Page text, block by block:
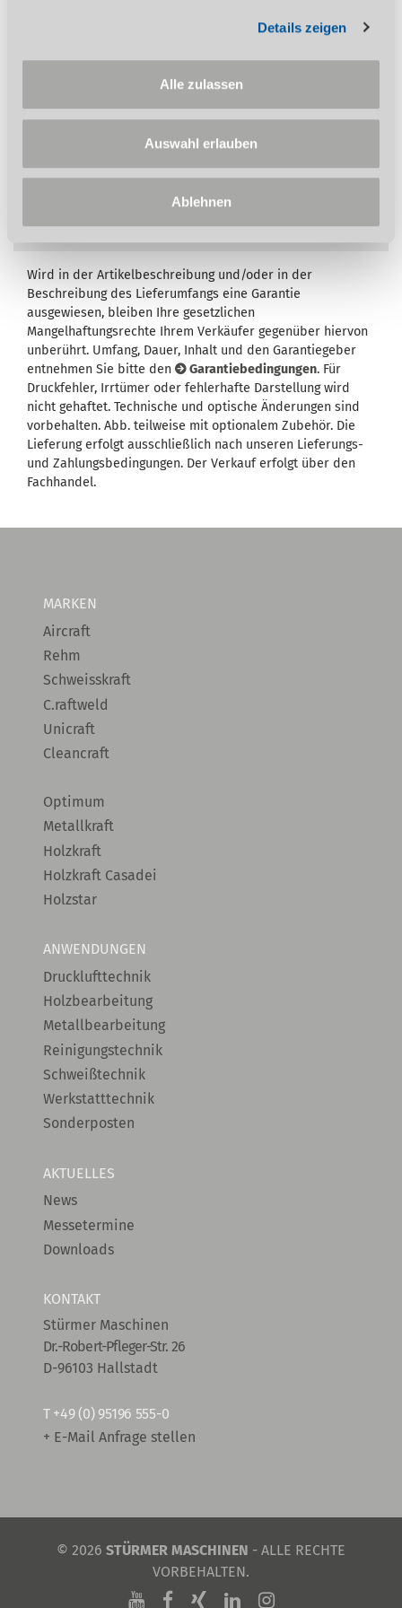
Details zeigen
Alle zulassen
Auswahl erlauben
Ablehnen
Scherenmechanismus stellt sicher, dass
Einfach zu rangieren durch vier Lenkrollen
Zwei Rollen mit Feststellern ausgestattet
Wird in der Artikelbeschreibung und/oder in der
Beschreibung des Lieferumfangs eine Garantie
ausgewiesen, bleiben Ihre gesetzlichen
Mangelhaftungsrechte Ihrem Verkäufer gegenüber hiervon
unberührt. Umfang, Dauer, Inhalt und den Garantiegeber
entnehmen Sie bitte den
Garantiebedingungen. Für
Druckfehler, Irrtümer oder fehlerhafte Darstellung wird
nicht gehaftet. Technische und optische Änderungen sind
vorbehalten. Abb. teilweise mit optionalem Zubehör. Die
Lieferung erfolgt ausschließlich nach unseren Lieferungs-
und Zahlungsbedingungen. Der Verkauf erfolgt über den
Fachhandel.
MARKEN
Aircraft
Rehm
Schweisskraft
C.raftweld
Unicraft
Cleancraft
Optimum
Metallkraft
Holzkraft
Holzkraft Casadei
Holzstar
ANWENDUNGEN
Drucklufttechnik
Holzbearbeitung
Metallbearbeitung
Reinigungstechnik
Schweißtechnik
Werkstatttechnik
Sonderposten
AKTUELLES
News
Messetermine
Downloads
KONTAKT
Stürmer Maschinen
Dr.-Robert-Pfleger-Str. 26
D-96103 Hallstadt
T +49 (0) 95196 555-0
+ E-Mail Anfrage stellen
© 2026 STÜRMER MASCHINEN - ALLE RECHTE
VORBEHALTEN.